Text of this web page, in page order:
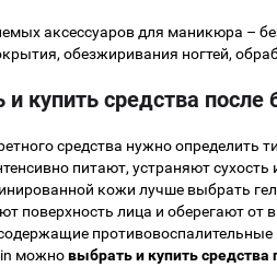
аксессуаров для маникюра –
обезжиривания ногтей,
купить средства после
средства нужно определить
питают, устраняют
кожи лучше выбрать
поверхность лица и оберегают от
можновыбрать и купить